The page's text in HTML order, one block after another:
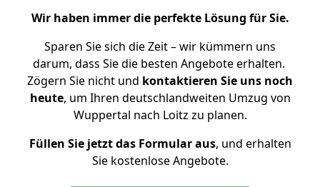
Wir haben immer die perfekte Lösung für Sie.
Sparen Sie sich die Zeit – wir kümmern uns
darum, dass Sie die besten Angebote erhalten.
Zögern Sie nicht und kontaktieren Sie uns noch
heute, um Ihren deutschlandweiten Umzug von
Wuppertal nach Loitz zu planen.
Füllen Sie jetzt das Formular aus, und erhalten
Sie kostenlose Angebote.